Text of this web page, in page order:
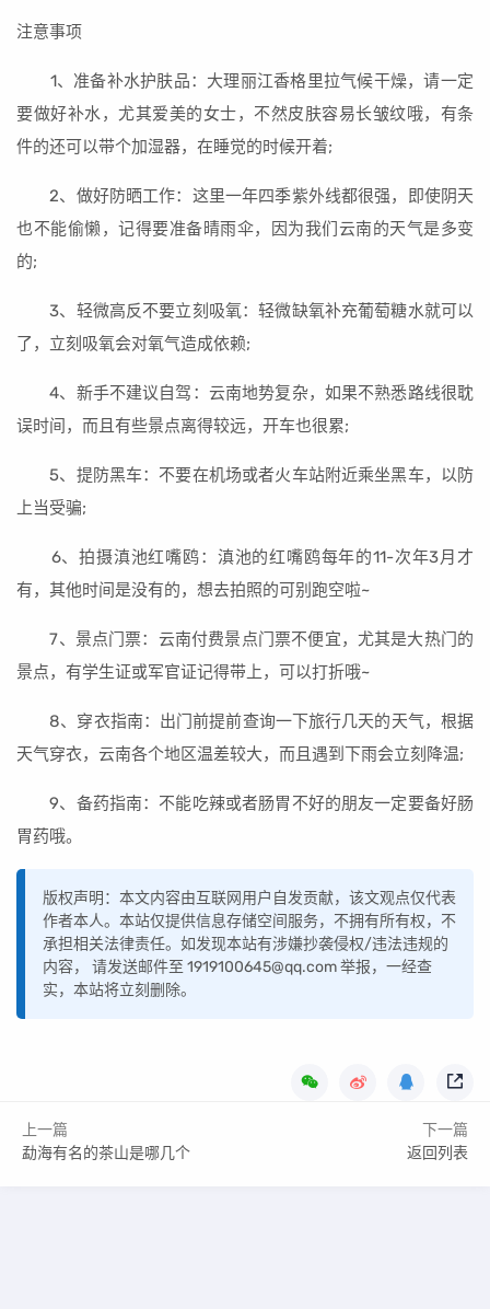
注意事项
1、准备补水护肤品：大理丽江香格里拉气候干燥，请一定
要做好补水，尤其爱美的女士，不然皮肤容易长皱纹哦，有条
件的还可以带个加湿器，在睡觉的时候开着;
2、做好防晒工作：这里一年四季紫外线都很强，即使阴天
也不能偷懒，记得要准备晴雨伞，因为我们云南的天气是多变
的;
3、轻微高反不要立刻吸氧：轻微缺氧补充葡萄糖水就可以
了，立刻吸氧会对氧气造成依赖;
4、新手不建议自驾：云南地势复杂，如果不熟悉路线很耽
误时间，而且有些景点离得较远，开车也很累;
5、提防黑车：不要在机场或者火车站附近乘坐黑车，以防
上当受骗;
6、拍摄滇池红嘴鸥：滇池的红嘴鸥每年的11-次年3月才
有，其他时间是没有的，想去拍照的可别跑空啦~
7、景点门票：云南付费景点门票不便宜，尤其是大热门的
景点，有学生证或军官证记得带上，可以打折哦~
8、穿衣指南：出门前提前查询一下旅行几天的天气，根据
天气穿衣，云南各个地区温差较大，而且遇到下雨会立刻降温;
9、备药指南：不能吃辣或者肠胃不好的朋友一定要备好肠
胃药哦。
版权声明：本文内容由互联网用户自发贡献，该文观点仅代表
作者本人。本站仅提供信息存储空间服务，不拥有所有权，不
承担相关法律责任。如发现本站有涉嫌抄袭侵权/违法违规的
内容， 请发送邮件至 1919100645@qq.com 举报，一经查
实，本站将立刻删除。
上一篇
勐海有名的茶山是哪几个
下一篇
返回列表